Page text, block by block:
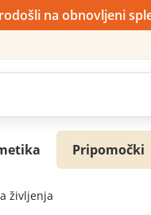
na obnovljeni
Pripomočki
življenja